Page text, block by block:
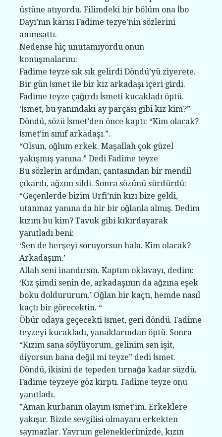
üstüne atıyordu. Filimdeki bir bölüm ona İbo
Dayı’nın karısı Fadime tezye’nin sözlerini
anımsattı.
Nedense hiç unutamıyordu onun
konuşmalarını:
Fadime teyze sık sık gelirdi Döndü’yü ziyerete.
Bir gün İsmet ile bir kız arkadaşı içeri girdi.
Fadime teyze çağırdı İsmeti kucakladı öptü.
‘İsmet, bu yanındaki ay parçası gibi kız kim?”
Döndü, sözü İsmet’den önce kaptı: “Kim olacak?
İsmet’in sınıf arkadaşı.”.
“Olsun, oğlum erkek. Maşallah çok güzel
yakışmış yanına.” Dedi Fadime teyze
Bu sözlerin ardından, çantasından bir mendil
çıkardı, ağzını sildi. Sonra sözünü sürdürdü:
“Geçenlerde bizim Urfi’nin kızı bize geldi,
utanmaz yanına da bir bir oğlanla almış. Dedim
kızım bu kim? Tavuk gibi kıkırdayarak
yanıtladı beni:
‘Sen de herşeyi soruyorsun hala. Kim olacak?
Arkadaşım.’
Allah seni inandırsın. Kaptım oklavayı, dedim:
‘Kız şimdi senin de, arkadaşının da ağzına eşek
boku doldururum.’ Oğlan bir kaçtı, hemde nasıl
kaçtı bir görecektin. “
Öbür odaya geçecekti İsmet, geri döndü. Fadime
teyzeyi kucakladı, yanaklarından öptü. Sonra
“Kızım sana söylüyorum, gelinim sen işit,
diyorsun bana değil mi teyze” dedi İsmet.
Döndü, ikisini de tepeden tırnağa kadar süzdü.
Fadime teyzeye göz kırptı. Fadime teyze onu
yanıtladı.
”Aman kurbanın olayım İsmet’im. Erkeklere
yakışır. Bizde sevgilisi olmayanı erkekten
saymazlar. Yavrum geleneklerimizde, kızın